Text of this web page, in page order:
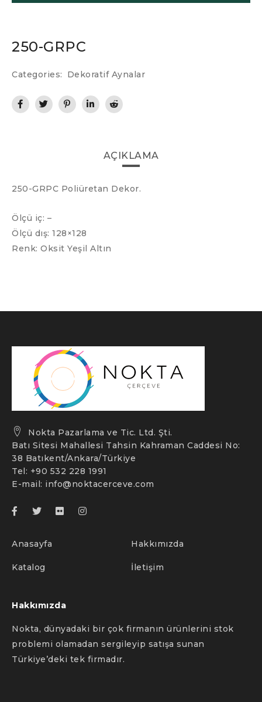
250-GRPC
Categories: Dekoratif Aynalar
AÇIKLAMA
250-GRPC Poliüretan Dekor.
Ölçü iç: –
Ölçü dış: 128×128
Renk: Oksit Yeşil Altın
Nokta Pazarlama ve Tic. Ltd. Şti.
Batı Sitesi Mahallesi Tahsin Kahraman Caddesi No:
38 Batıkent/Ankara/Türkiye
Tel: +90 532 228 1991
E-mail: info@noktacerceve.com
Anasayfa Hakkımızda
Katalog İletişim
Hakkımızda
Nokta, dünyadaki bir çok firmanın ürünlerini stok
problemi olamadan sergileyip satışa sunan
Türkiye’deki tek firmadır.